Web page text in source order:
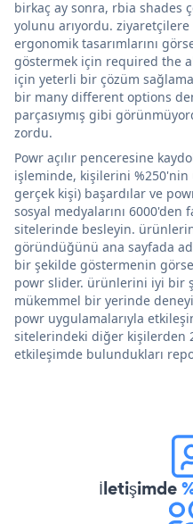
birkaç ay sonra, rbia shades
yolunu arıyordu.
ergonomik tasarımlarını
göstermek için required the
için yeterli bir çözüm
bir many different options
parçasıymış gibi
zordu.
Powr açılır penceresine
işleminde, kişilerini
gerçek kişi) başardılar ve
sosyal medyalarını 6000'den
sitelerinde besleyin.
göründüğünü ana sayfada
bir şekilde göstermenin
powr slider. ürünlerini iyi bir
mükemmel bir yerinde
powr uygulamalarıyla
sitelerindeki diğer kişilerden
etkileşimde bulundukları
İletişimde